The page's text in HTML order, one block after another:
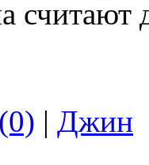
(0) | Джин